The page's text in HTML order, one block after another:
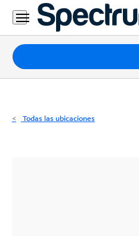
Residencial
Business
Paquetes
Internet
Todas las ubicaciones